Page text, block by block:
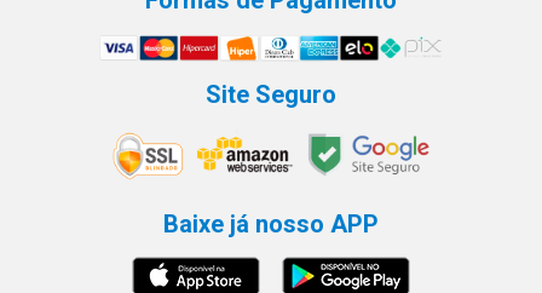
Site Seguro
Baixe já nosso APP